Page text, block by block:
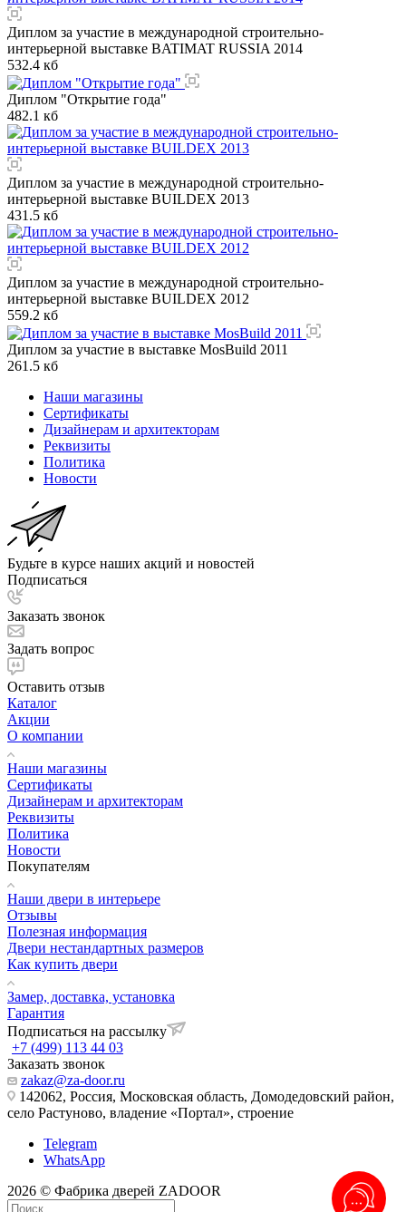
Диплом за участие в международной строительно-
интерьерной выставке BATIMAT RUSSIA 2014
532.4 кб
Диплом "Открытие года"
482.1 кб
Диплом за участие в международной строительно-
интерьерной выставке BUILDEX 2013
431.5 кб
Диплом за участие в международной строительно-
интерьерной выставке BUILDEX 2012
559.2 кб
Диплом за участие в выставке MosBuild 2011
261.5 кб
Наши магазины
Сертификаты
Дизайнерам и архитекторам
Реквизиты
Политика
Новости
Будьте в курсе наших акций и новостей
Подписаться
Заказать звонок
Задать вопрос
Оставить отзыв
Каталог
Акции
О компании
Наши магазины
Сертификаты
Дизайнерам и архитекторам
Реквизиты
Политика
Новости
Покупателям
Наши двери в интерьере
Отзывы
Полезная информация
Двери нестандартных размеров
Как купить двери
Замер, доставка, установка
Гарантия
Подписаться на рассылку
+7 (499) 113 44 03
Заказать звонок
zakaz@za-door.ru
142062, Россия, Московская область, Домодедовский район,
село Растуново, владение «Портал», строение
Telegram
WhatsApp
2026 © Фабрика дверей ZADOOR